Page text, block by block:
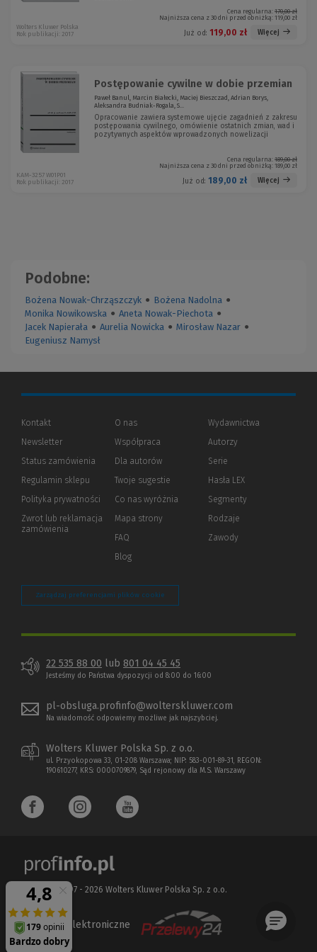
Cena regularna: 170,00 zł
Najniższa cena z 30 dni przed obniżką: 119,00 zł
Już od: 119,00 zł Więcej
Wolters Kluwer Polska
Rok publikacji: 2017
Postępowanie cywilne w dobie przemian
Paweł Banul, Marcin Białecki, Maciej Bieszczad, Adrian Borys,
Aleksandra Budniak-Rogala, S...
Opracowanie zawiera systemowe ujęcie zagadnień z zakresu
postępowania cywilnego, omówienie ostatnich zmian, wad i
pozytywnych aspektów wprowadzonych nowelizacji
Cena regularna: 189,00 zł
Najniższa cena z 30 dni przed obniżką: 189,00 zł
Już od: 189,00 zł Więcej
KAM-3257 W01P01
Rok publikacji: 2017
Podobne:
Bożena Nowak-Chrząszczyk ● Bożena Nadolna ●
Monika Nowikowska ● Aneta Nowak-Piechota ●
Jacek Napierała ● Aurelia Nowicka ● Mirosław Nazar ●
Eugeniusz Namysł
Kontakt
Newsletter
Status zamówienia
Regulamin sklepu
Polityka prywatności (Nowe
(Link
innej
Zwrot lub reklamacja
zamówienia
O nas
Współpraca
Dla autorów(Nowe
(Link
innej
strony)
Twoje sugestie
Co nas wyróżnia
Mapa strony
FAQ
Blog
Wydawnictwa
Autorzy
Serie
Hasła LEX
Segmenty
Rodzaje
Zawody
Zarządzaj preferencjami plików cookie
22 535 88 00 lub 801 04 45 45
Jesteśmy do Państwa dyspozycji od 8:00 do 16:00
pl-obsluga.profinfo@wolterskluwer.com
Na wiadomość odpowiemy możliwe jak najszybciej.
Wolters Kluwer Polska Sp. z o.o.
ul. Przyokopowa 33, 01-208 Warszawa; NIP: 583-001-89-31, REGON:
190610277, KRS: 0000709879, Sąd rejonowy dla M.S. Warszawy
Copyright 1997 - 2026 Wolters Kluwer Polska Sp. z o.o.
Płatności elektroniczne
(Nowe
okno)
(Link
do